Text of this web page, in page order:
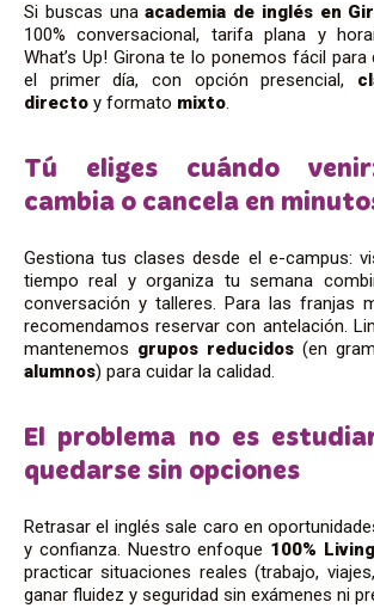
Si buscas unaacademia de inglés en
100% conversacional, tarifa plana y
What’s Up! Girona te lo ponemos fácil para
el primer día, con opción presencial,
directo y formato mixto.
Tú eliges cuándo
cambia o cancela en
Gestiona tus clases desde el e-campus:
tiempo real y organiza tu semana
conversación y talleres. Para las franjas
recomendamos reservar con antelación.
mantenemos grupos reducidos (en
alumnos) para cuidar la calidad.
El problema no es
quedarse sin opciones
Retrasar el inglés sale caro en
y confianza. Nuestro enfoque 100%
practicar situaciones reales (trabajo,
ganar fluidez y seguridad sin exámenes ni